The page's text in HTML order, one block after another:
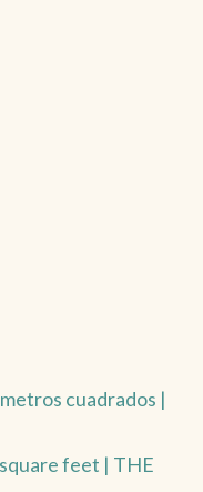
cuadrados |
feet | THE